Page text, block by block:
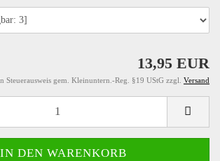
13,95 EUR
Steuerausweis gem. Kleinuntern.-Reg. §19 UStG zzgl. Versand